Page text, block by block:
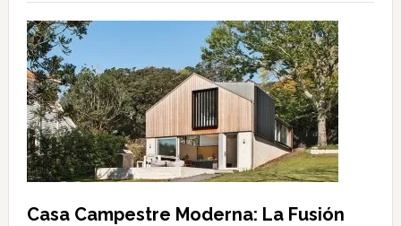
Casa Campestre Moderna: La Fusión